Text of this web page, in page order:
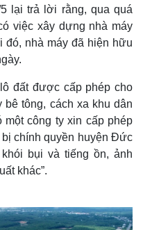
lại trả lời rằng, qua quá
việc xây dựng nhà máy
đó, nhà máy đã hiện hữu
đất được cấp phép cho
tông, cách xa khu dân
công ty xin cấp phép
chính quyền huyện Đức
bụi và tiếng ồn, ảnh
khác”.